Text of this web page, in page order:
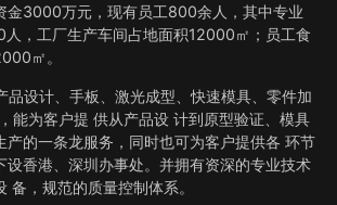
金3000万元，现有员工800余人，其中专业
，工厂生产车间占地面积12000㎡；员工食
㎡。
品设计、手板、激光成型、快速模具、零件加
能为客户提 供从产品设 计到原型验证、模具
产的一条龙服务，同时也可为客户提供各 环节
设香港、深圳办事处。并拥有资深的专业技术
备，规范的质量控制体系。